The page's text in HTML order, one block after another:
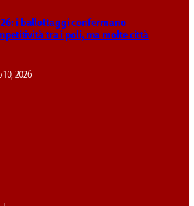
i ballottaggi confermano
tra i poli, ma molte città
10, 2026